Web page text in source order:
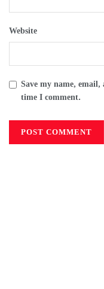
Website
Save my name,
time I comment.